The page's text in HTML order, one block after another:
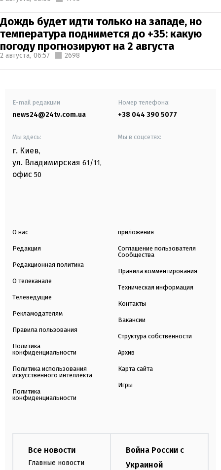
Дождь будет идти только на западе, но
температура поднимется до +35: какую
погоду прогнозируют на 2 августа
2 августа, 06:57 2698
E-mail редакции
news24@24tv.com.ua
Номер телефона:
+38 044 390 5077
Мы здесь:
г. Киев,
ул. Владимирская 61/11,
офис 50
Мы в соцсетях:
О нас
Редакция
Редакционная политика
О телеканале
Телеведущие
Рекламодателям
Правила пользования
Политика
конфиденциальности
Политика использования
искусственного интеллекта
Политика
конфиденциальности
приложения
Соглашение пользователя
Сообщества
Правила комментирования
Техническая информация
Контакты
Вакансии
Структура собственности
Архив
Карта сайта
Игры
Все новости
Главные новости
Война России с
Украиной